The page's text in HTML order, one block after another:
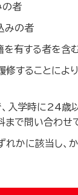
者
みの者
有する者を含
することによ
入学時に24歳
で問い合わせ
かに該当し、